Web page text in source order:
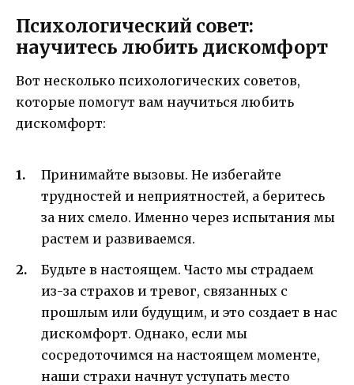
Психологический совет:
научитесь любить дискомфорт
Вот несколько психологических советов,
которые помогут вам научиться любить
дискомфорт:
Принимайте вызовы. Не избегайте
трудностей и неприятностей, а беритесь
за них смело. Именно через испытания мы
растем и развиваемся.
Будьте в настоящем. Часто мы страдаем
из-за страхов и тревог, связанных с
прошлым или будущим, и это создает в нас
дискомфорт. Однако, если мы
сосредоточимся на настоящем моменте,
наши страхи начнут уступать место